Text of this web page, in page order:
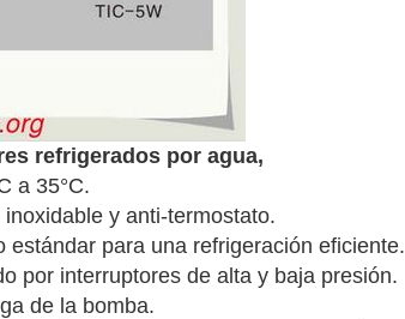
refrigerados por agua,
a 35°C.
y anti-termostato.
estándar para una refrigeración eficiente.
por interruptores de alta y baja presión.
de la bomba.